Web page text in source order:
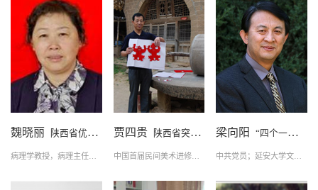
魏晓丽 陕西省优秀教师
病理学教授，病理主任医师，临床检验诊断学硕士生导师
贾四贵 陕西省突出贡献专家
中国首届民间美术进修班先进班主任教师
梁向阳 “四个一批”专家
中共党员；延安大学文学与新闻传播学院三级教授、硕士研究生导师